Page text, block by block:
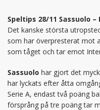
Speltips 28/11 Sassuolo
Det kanske största
som har överpresterat mot
som tåget och tar emot
Sassuolo har gjort det
har lyckats efter åtta
Serie A, endast två poäng
försprång på tre poäng tar